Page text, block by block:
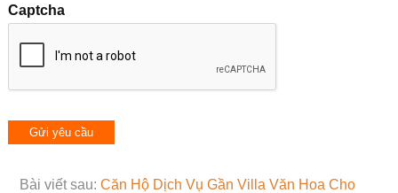
Captcha
Bài viết sau: Căn Hộ Dịch Vụ Gần Villa Văn Hoa Cho